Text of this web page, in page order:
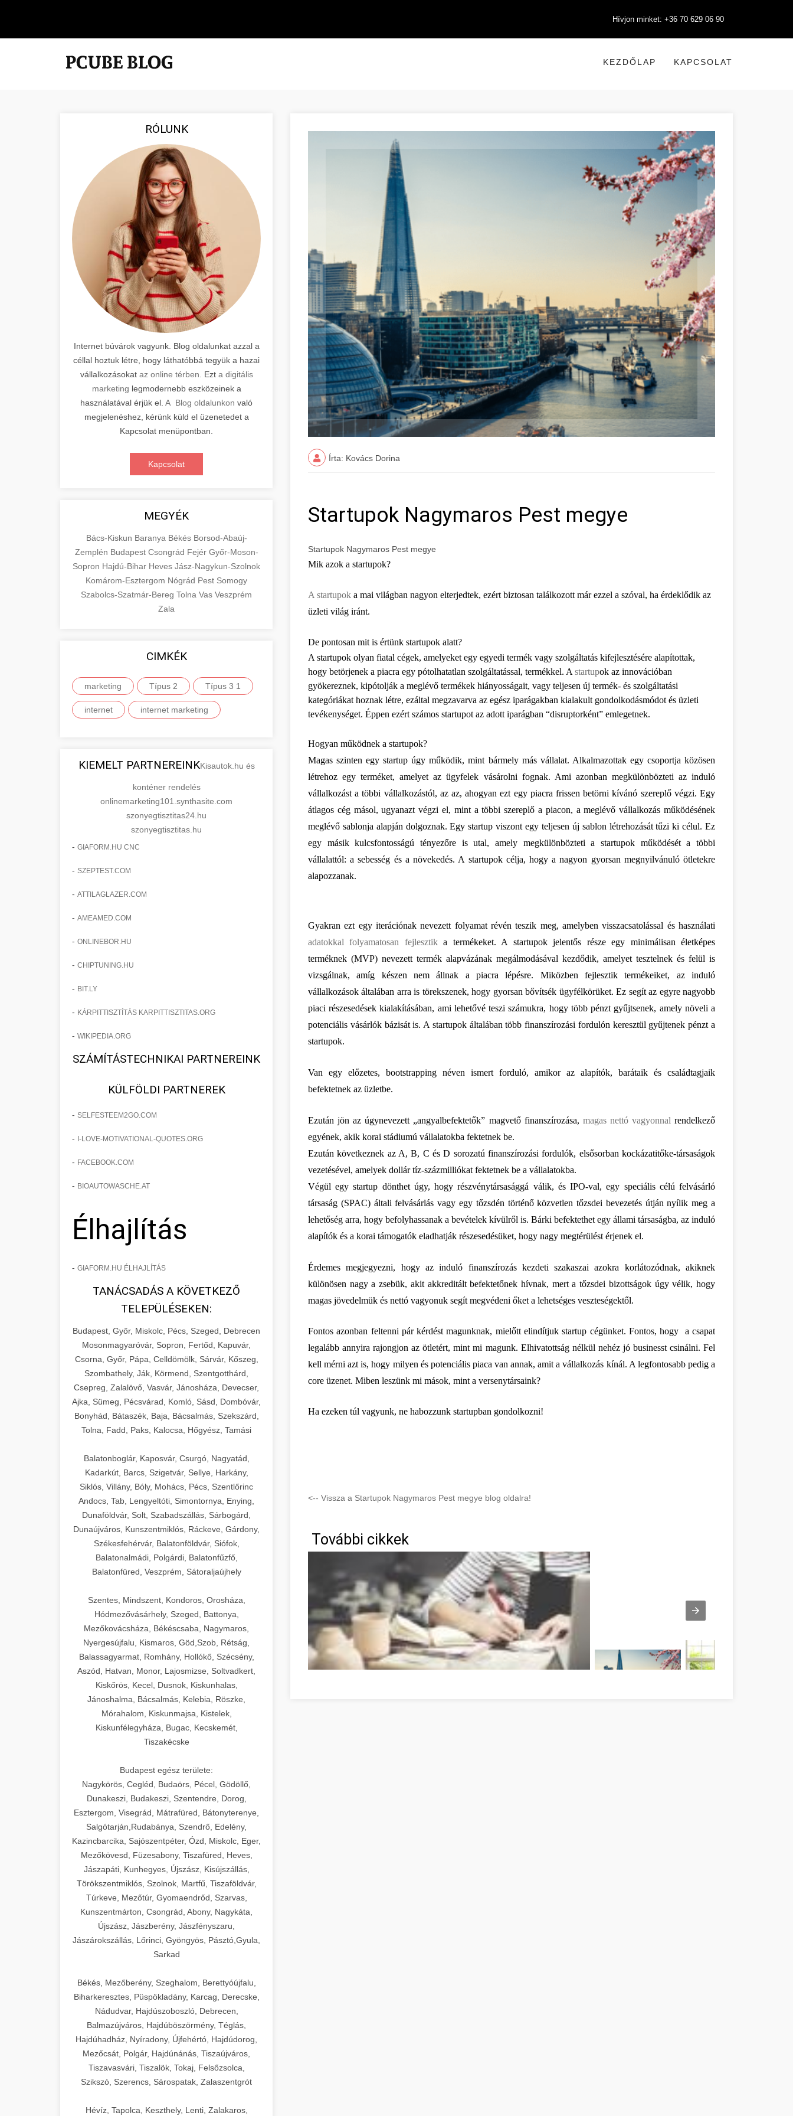
Hívjon minket: +36 70 629 06 90
KEZDŐLAP KAPCSOLAT
RÓLUNK
Internet búvárok vagyunk. Blog oldalunkat azzal a
céllal hoztuk létre, hogy láthatóbbá tegyük a hazai
vállalkozásokat az online térben. Ezt a digitális
marketing legmodernebb eszközeinek a
használatával érjük el. A Blog oldalunkon való
megjelenéshez, kérünk küld el üzenetedet a
Kapcsolat menüpontban.
Kapcsolat
MEGYÉK
Bács-Kiskun Baranya Békés Borsod-Abaúj-
Zemplén Budapest Csongrád Fejér Győr-Moson-
Sopron Hajdú-Bihar Heves Jász-Nagykun-Szolnok
Komárom-Esztergom Nógrád Pest Somogy
Szabolcs-Szatmár-Bereg Tolna Vas Veszprém
Zala
CIMKÉK
marketing Típus 2 Típus 3 1
internet internet marketing
KIEMELT PARTNEREINKKisautok.hu és
konténer rendelés
onlinemarketing101.synthasite.com
szonyegtisztitas24.hu
szonyegtisztitas.hu
- GIAFORM.HU CNC
- SZEPTEST.COM
- ATTILAGLAZER.COM
- AMEAMED.COM
- ONLINEBOR.HU
- CHIPTUNING.HU
- BIT.LY
- KÁRPITTISZTÍTÁS KARPITTISZTITAS.ORG
- WIKIPEDIA.ORG
SZÁMÍTÁSTECHNIKAI PARTNEREINK
KÜLFÖLDI PARTNEREK
- SELFESTEEM2GO.COM
- I-LOVE-MOTIVATIONAL-QUOTES.ORG
- FACEBOOK.COM
- BIOAUTOWASCHE.AT
Élhajlítás
- GIAFORM.HU ÉLHAJLÍTÁS
TANÁCSADÁS A KÖVETKEZŐ
TELEPÜLÉSEKEN:
Budapest, Győr, Miskolc, Pécs, Szeged, Debrecen
Mosonmagyaróvár, Sopron, Fertőd, Kapuvár,
Csorna, Győr, Pápa, Celldömölk, Sárvár, Kőszeg,
Szombathely, Ják, Körmend, Szentgotthárd,
Csepreg, Zalalövő, Vasvár, Jánosháza, Devecser,
Ajka, Sümeg, Pécsvárad, Komló, Sásd, Dombóvár,
Bonyhád, Bátaszék, Baja, Bácsalmás, Szekszárd,
Tolna, Fadd, Paks, Kalocsa, Hőgyész, Tamási
Balatonboglár, Kaposvár, Csurgó, Nagyatád,
Kadarkút, Barcs, Szigetvár, Sellye, Harkány,
Siklós, Villány, Bóly, Mohács, Pécs, Szentlőrinc
Andocs, Tab, Lengyeltóti, Simontornya, Enying,
Dunaföldvár, Solt, Szabadszállás, Sárbogárd,
Dunaújváros, Kunszentmiklós, Ráckeve, Gárdony,
Székesfehérvár, Balatonföldvár, Siófok,
Balatonalmádi, Polgárdi, Balatonfűzfő,
Balatonfüred, Veszprém, Sátoraljaújhely
Szentes, Mindszent, Kondoros, Orosháza,
Hódmezővásárhely, Szeged, Battonya,
Mezőkovácsháza, Békéscsaba, Nagymaros,
Nyergesújfalu, Kismaros, Göd,Szob, Rétság,
Balassagyarmat, Romhány, Hollókő, Szécsény,
Aszód, Hatvan, Monor, Lajosmizse, Soltvadkert,
Kiskőrös, Kecel, Dusnok, Kiskunhalas,
Jánoshalma, Bácsalmás, Kelebia, Röszke,
Mórahalom, Kiskunmajsa, Kistelek,
Kiskunfélegyháza, Bugac, Kecskemét,
Tiszakécske
Budapest egész területe:
Nagykörös, Cegléd, Budaörs, Pécel, Gödöllő,
Dunakeszi, Budakeszi, Szentendre, Dorog,
Esztergom, Visegrád, Mátrafüred, Bátonyterenye,
Salgótarján,Rudabánya, Szendrő, Edelény,
Kazincbarcika, Sajószentpéter, Ózd, Miskolc, Eger,
Mezőkövesd, Füzesabony, Tiszafüred, Heves,
Jászapáti, Kunhegyes, Újszász, Kisújszállás,
Törökszentmiklós, Szolnok, Martfű, Tiszaföldvár,
Túrkeve, Mezőtúr, Gyomaendrőd, Szarvas,
Kunszentmárton, Csongrád, Abony, Nagykáta,
Újszász, Jászberény, Jászfényszaru,
Jászárokszállás, Lőrinci, Gyöngyös, Pásztó,Gyula,
Sarkad
Békés, Mezőberény, Szeghalom, Berettyóújfalu,
Biharkeresztes, Püspökladány, Karcag, Derecske,
Nádudvar, Hajdúszoboszló, Debrecen,
Balmazújváros, Hajdúböszörmény, Téglás,
Hajdúhadház, Nyíradony, Újfehértó, Hajdúdorog,
Mezőcsát, Polgár, Hajdúnánás, Tiszaújváros,
Tiszavasvári, Tiszalök, Tokaj, Felsőzsolca,
Szikszó, Szerencs, Sárospatak, Zalaszentgrót
Hévíz, Tapolca, Keszthely, Lenti, Zalakaros,
Írta: Kovács Dorina
Startupok Nagymaros Pest megye
Startupok Nagymaros Pest megye
Mik azok a startupok?
A startupok a mai világban nagyon elterjedtek, ezért biztosan találkozott már ezzel a szóval, ha érdeklődik az
üzleti világ iránt.
De pontosan mit is értünk startupok alatt?
A startupok olyan fiatal cégek, amelyeket egy egyedi termék vagy szolgáltatás kifejlesztésére alapítottak,
hogy betörjenek a piacra egy pótolhatatlan szolgáltatással, termékkel. A startupok az innovációban
gyökereznek, kipótolják a meglévő termékek hiányosságait, vagy teljesen új termék- és szolgáltatási
kategóriákat hoznak létre, ezáltal megzavarva az egész iparágakban kialakult gondolkodásmódot és üzleti
tevékenységet. Éppen ezért számos startupot az adott iparágban “disruptorként” emlegetnek.
Hogyan működnek a startupok?
Magas szinten egy startup úgy működik, mint bármely más vállalat. Alkalmazottak egy csoportja közösen
létrehoz egy terméket, amelyet az ügyfelek vásárolni fognak. Ami azonban megkülönbözteti az induló
vállalkozást a többi vállalkozástól, az az, ahogyan ezt egy piacra frissen betörni kívánó szereplő végzi. Egy
átlagos cég másol, ugyanazt végzi el, mint a többi szereplő a piacon, a meglévő vállalkozás működésének
meglévő sablonja alapján dolgoznak. Egy startup viszont egy teljesen új sablon létrehozását tűzi ki célul. Ez
egy másik kulcsfontosságú tényezőre is utal, amely megkülönbözteti a startupok működését a többi
vállalattól: a sebesség és a növekedés. A startupok célja, hogy a nagyon gyorsan megnyilvánuló ötletekre
alapozzanak.
adatokkal folyamatosan fejlesztik a termékeket. A startupok jelentős része egy minimálisan életképes
terméknek (MVP) nevezett termék alapvázának megálmodásával kezdődik, amelyet tesztelnek és felül is
vizsgálnak, amíg készen nem állnak a piacra lépésre. Miközben fejlesztik termékeiket, az induló
vállalkozások általában arra is törekszenek, hogy gyorsan bővítsék ügyfélkörüket. Ez segít az egyre nagyobb
piaci részesedések kialakításában, ami lehetővé teszi számukra, hogy több pénzt gyűjtsenek, amely növeli a
potenciális vásárlók bázisát is. A startupok általában több finanszírozási fordulón keresztül gyűjtenek pénzt a
startupok.
Van egy előzetes, bootstrapping néven ismert forduló, amikor az alapítók, barátaik és családtagjaik
befektetnek az üzletbe.
Ezután jön az úgynevezett „angyalbefektetők” magvető finanszírozása, magas nettó vagyonnal rendelkező
egyének, akik korai stádiumú vállalatokba fektetnek be.
Ezután következnek az A, B, C és D sorozatú finanszírozási fordulók, elsősorban kockázatitőke-társaságok
vezetésével, amelyek dollár tíz-százmilliókat fektetnek be a vállalatokba.
Végül egy startup dönthet úgy, hogy részvénytársasággá válik, és IPO-val, egy speciális célú felvásárló
társaság (SPAC) általi felvásárlás vagy egy tőzsdén történő közvetlen tőzsdei bevezetés útján nyílik meg a
lehetőség arra, hogy befolyhassanak a bevételek kívülről is. Bárki befektethet egy állami társaságba, az induló
alapítók és a korai támogatók eladhatják részesedésüket, hogy nagy megtérülést érjenek el.
Érdemes megjegyezni, hogy az induló finanszírozás kezdeti szakaszai azokra korlátozódnak, akiknek
különösen nagy a zsebük, akit akkreditált befektetőnek hívnak, mert a tőzsdei bizottságok úgy vélik, hogy
magas jövedelmük és nettó vagyonuk segít megvédeni őket a lehetséges veszteségektől.
Fontos azonban feltenni pár kérdést magunknak, mielőtt elindítjuk startup cégünket. Fontos, hogy  a csapat
legalább annyira rajongjon az ötletért, mint mi magunk. Elhivatottság nélkül nehéz jó businesst csinálni. Fel
kell mérni azt is, hogy milyen és potenciális piaca van annak, amit a vállalkozás kínál. A legfontosabb pedig a
core üzenet. Miben leszünk mi mások, mint a versenytársaink?
Ha ezeken túl vagyunk, ne habozzunk startupban gondolkozni!
<-- Vissza a Startupok Nagymaros Pest megye blog oldalra!
További cikkek